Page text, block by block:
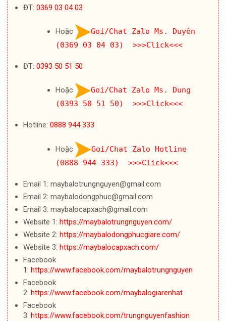
ĐT: 0369 03 04 03
Hoặc
Goi/Chat Zalo Ms. Duyên
(0369 03 04 03) >>>Click<<<
ĐT: 0393 50 51 50
Hoặc
Goi/Chat Zalo Ms. Dung
(0393 50 51 50) >>>Click<<<
Hotline: 0888 944 333
Hoặc
Goi/Chat Zalo Hotline
(0888 944 333) >>>Click<<<
Email 1: maybalotrungnguyen@gmail.com
Email 2: maybalodongphuc@gmail.com
Email 3: maybalocapxach@gmail.com
Website 1: https://maybalotrungnguyen.com/
Website 2: https://maybalodongphucgiare.com/
Website 3: https://maybalocapxach.com/
Facebook
1: https://www.facebook.com/maybalotrungnguyen
Facebook
2: https://www.facebook.com/maybalogiarenhat
Facebook
3: https://www.facebook.com/trungnguyenfashion